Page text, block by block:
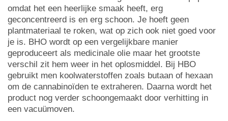
omdat het een heerlijke smaak heeft, erg
geconcentreerd is en erg schoon. Je hoeft geen
plantmateriaal te roken, wat op zich ook niet goed voor
je is. BHO wordt op een vergelijkbare manier
geproduceert als medicinale olie maar het grootste
verschil zit hem weer in het oplosmiddel. Bij HBO
gebruikt men koolwaterstoffen zoals butaan of hexaan
om de cannabinoïden te extraheren. Daarna wordt het
product nog verder schoongemaakt door verhitting in
een vacuümoven.